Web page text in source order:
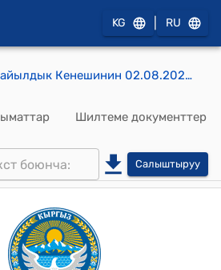
KG RU
Достук айылдык Кенешинин 02.08.2024-жылдын №16 Достук айыл өкмөтүнүн Ачы айылындагы №483 контурунда жайгашкан 0,17 га таштуу жайыт жер тилкесин Муниципалдык ЖБИ заводун курууга өндүрүш жана иштеп чыгаруу жер тилкеси категориясына которуу (трансформациялоо) жөнүндө токтому
Шилтеме документтер
Салыштыруу